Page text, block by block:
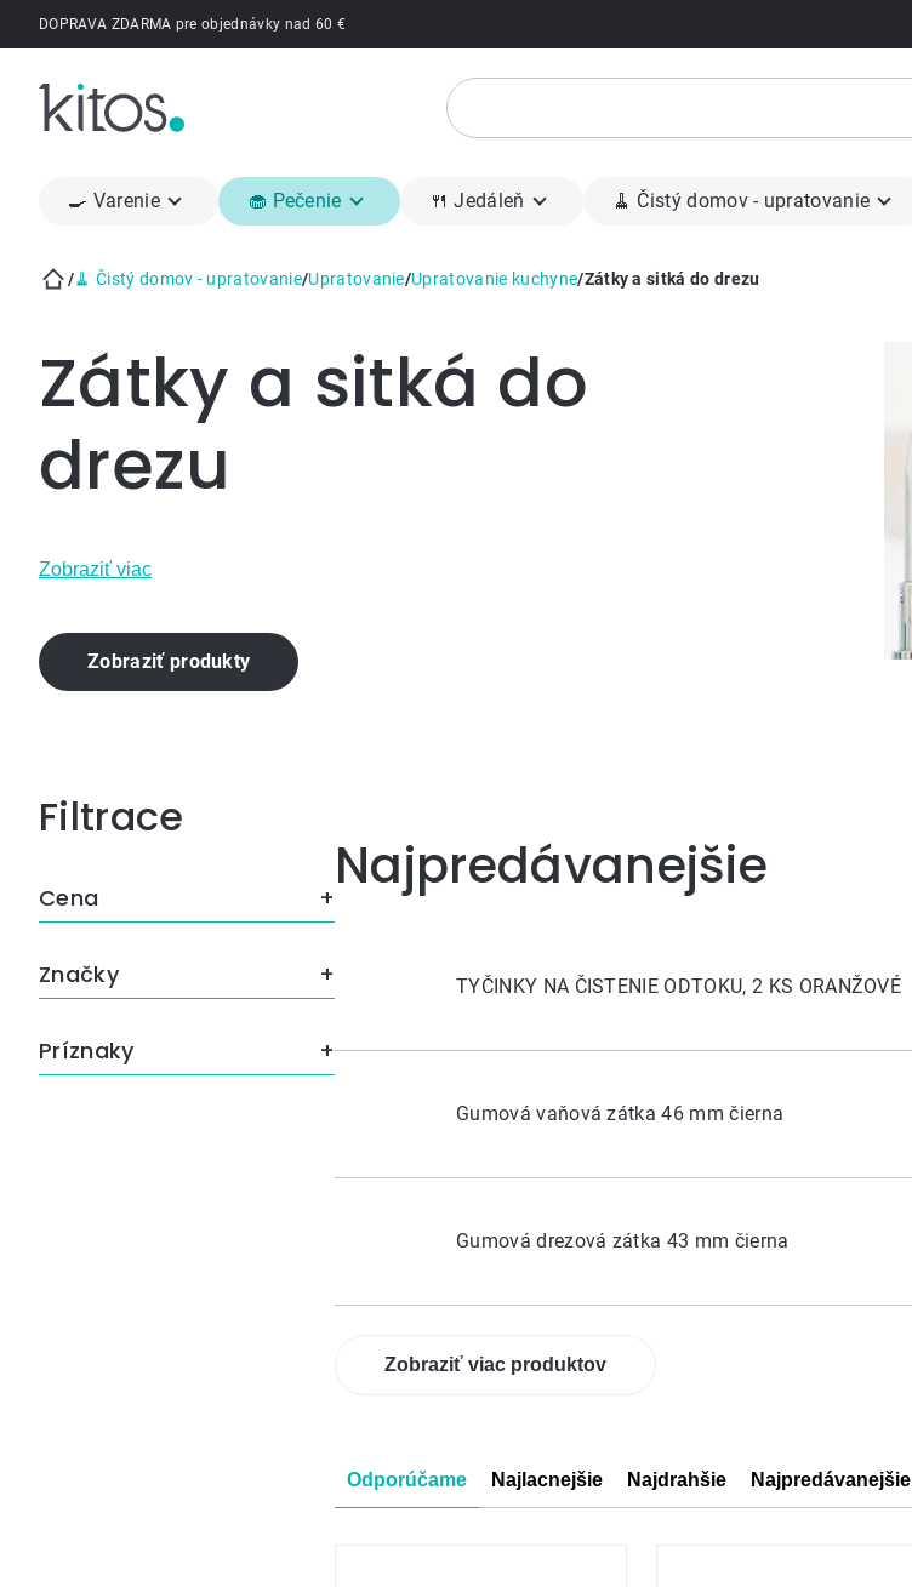
PrejsťDOPRAVA ZDARMA pre objednávky nad 60 €
🍳 Varenie 🧁 Pečenie 🍴 Jedáleň 🧹 Čistý domov - upratovanie
/🧹 Čistý domov - upratovanie/Upratovanie/Upratovanie kuchyne/Zátky a sitká do drezu
Zátky a sitká do
drezu
Zobraziť viac
Zobraziť produkty
Bočný
panel
Cena
Príznaky
Značky
Najpredávanejšie
TYČINKY NA ČISTENIE ODTOKU, 2 KS ORANŽOVÉ
Gumová vaňová zátka 46 mm čierna
Gumová drezová zátka 43 mm čierna
Zobraziť viac produktov
Radenie
Odporúčame Najlacnejšie Najdrahšie Najpredávanejšie